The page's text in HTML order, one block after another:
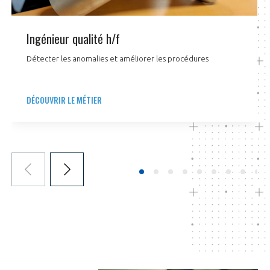
Ingénieur qualité h/f
Détecter les anomalies et améliorer les procédures
DÉCOUVRIR LE MÉTIER